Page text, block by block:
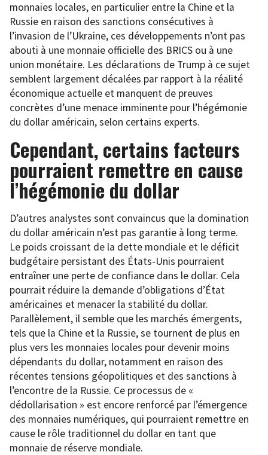
monnaies locales, en particulier entre la Chine et la
Russie en raison des sanctions consécutives à
l’invasion de l’Ukraine, ces développements n’ont pas
abouti à une monnaie officielle des BRICS ou à une
union monétaire. Les déclarations de Trump à ce sujet
semblent largement décalées par rapport à la réalité
économique actuelle et manquent de preuves
concrètes d’une menace imminente pour l’hégémonie
du dollar américain, selon certains experts.
Cependant, certains facteurs
pourraient remettre en cause
l’hégémonie du dollar
D’autres analystes sont convaincus que la domination
du dollar américain n’est pas garantie à long terme.
Le poids croissant de la dette mondiale et le déficit
budgétaire persistant des États-Unis pourraient
entraîner une perte de confiance dans le dollar. Cela
pourrait réduire la demande d’obligations d’État
américaines et menacer la stabilité du dollar.
Parallèlement, il semble que les marchés émergents,
tels que la Chine et la Russie, se tournent de plus en
plus vers les monnaies locales pour devenir moins
dépendants du dollar, notamment en raison des
récentes tensions géopolitiques et des sanctions à
l’encontre de la Russie. Ce processus de «
dédollarisation » est encore renforcé par l’émergence
des monnaies numériques, qui pourraient remettre en
cause le rôle traditionnel du dollar en tant que
monnaie de réserve mondiale.